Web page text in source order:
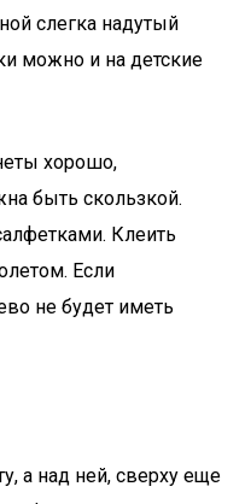
слегка надутый
можно и на детские
хорошо,
быть скользкой.
Клеить
Если
не будет иметь
а над ней, сверху еще